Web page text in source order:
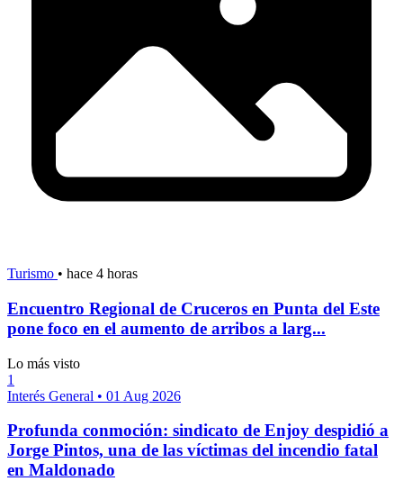
Turismo • hace 4 horas
Encuentro Regional de Cruceros en Punta del Este
pone foco en el aumento de arribos a larg...
Lo más visto
1
Interés General • 01 Aug 2026
Profunda conmoción: sindicato de Enjoy despidió a
Jorge Pintos, una de las víctimas del incendio fatal
en Maldonado